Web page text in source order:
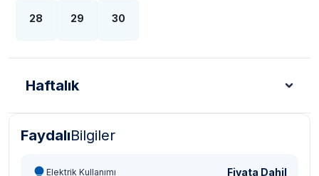
28 29 30
Haftalık
Türk Lirası - TL
FaydalıBilgiler
Elektrik Kullanımı Fiyata Dahil